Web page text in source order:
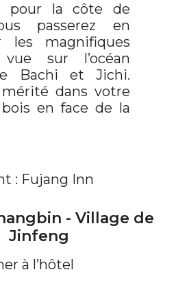
pour la côte de
passerez en
les magnifiques
sur l’océan
Bachi et Jichi.
dans votre
en face de la
: Fujang Inn
- Village de
Jinfeng
à l’hôtel